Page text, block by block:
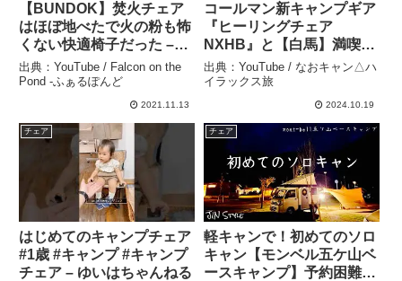
【BUNDOK】焚火チェア
はほぼ地べたで火の粉も怖
くない快適椅子だった –
Falcon on the Pond -ふぁ
るぽんど
出典：YouTube / Falcon on the
Pond -ふぁるぽんど
2021.11.13
コールマン新キャンプギア
『ヒーリングチェア
NXHB』と【白馬】満喫キ
ャンプ – なおキャン△ハイ
ラックス旅
出典：YouTube / なおキャン△ハ
イラックス旅
2024.10.19
チェア
はじめてのキャンプチェア
#1歳 #キャンプ #キャンプ
チェア – ゆいはちゃんねる
チェア
軽キャンで！初めてのソロ
キャン【モンベル五ケ山ベ
ースキャンプ】予約困難・